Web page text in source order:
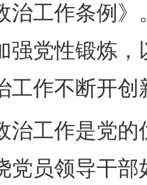
治工作条例
强党性锻炼
工作不断开创
工作是党的
党员领导干